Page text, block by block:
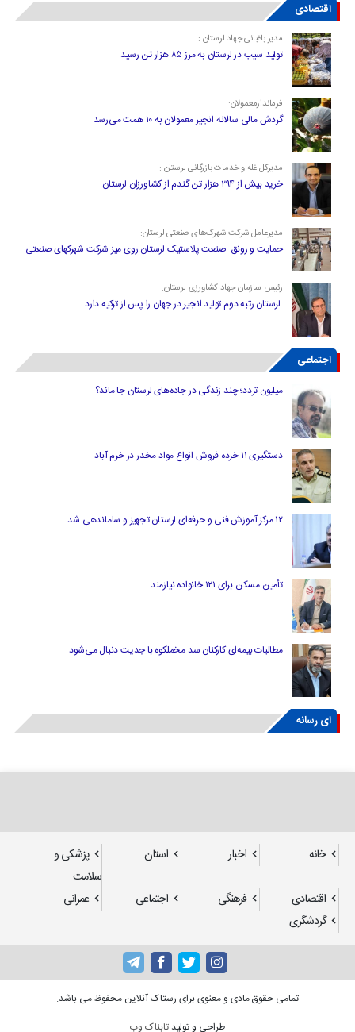
اقتصادی
مدیر باغبانی جهاد لرستان :
تولید سیب در لرستان به مرز ۸۵ هزار تن رسید
فرماندارمعمولان:
گردش مالی سالانه انجیر معمولان به ۱۰ همت می‌رسد
مدیرکل غله و خدمات بازرگانی لرستان :
خرید بیش از ۲۹۴ هزار تن گندم از کشاورزان لرستان
مدیرعامل شرکت شهرک‌های صنعتی لرستان:
حمایت و رونق صنعت پلاستیک لرستان روی میز شرکت شهرکهای صنعتی
رئیس سازمان جهاد کشاورزی لرستان:
لرستان رتبه دوم تولید انجیر در جهان را پس از ترکیه دارد
اجتماعی
میلیون تردد؛ چند زندگی در جاده‌های لرستان جا ماند؟
دستگیری ۱۱ خرده فروش انواع مواد مخدر در خرم آباد
۱۲ مرکز آموزش فنی و حرفه‌ای لرستان تجهیز و ساماندهی شد
تأمین مسکن برای ۱۲۱ خانواده نیازمند
مطالبات بیمه‌ای کارکنان سد مخملکوه با جدیت دنبال می‌شود
ای رسانه
خانه اخبار استان
پزشکی و
سلامت
اقتصادی
فرهنگی اجتماعی
عمرانی
گردشگری
تمامی حقوق مادی و معنوی برای رستاک آنلاین محفوظ می باشد.
طراحی و تولید تابناک وب